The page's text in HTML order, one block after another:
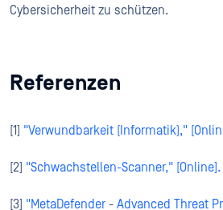
Cybersicherheit zu schützen.
Referenzen
[1] "Verwundbarkeit (Informatik),"
[2] "Schwachstellen-Scanner," [Online].
[3] "MetaDefender - Advanced Threat